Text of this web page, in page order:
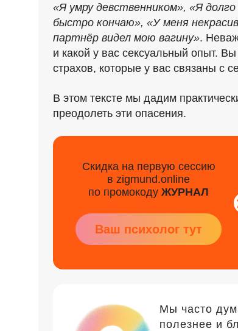
«Я умру девственником», «Я
быстро кончаю», «У меня
партнёр видел мою вагину».
и какой у вас сексуальный опыт.
страхов, которые у вас связаны с
В этом тексте мы дадим
преодолеть эти опасения.
Скидка на первую сессию
в zigmund.online
по промокоду ЖУРНАЛ
Ваш психолог тут
Мы часто
полезнее и